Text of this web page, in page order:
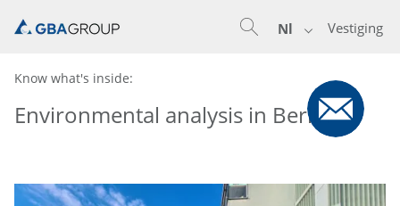
Vestiging
Nl
Know what's inside:
Environmental analysis in Berlin